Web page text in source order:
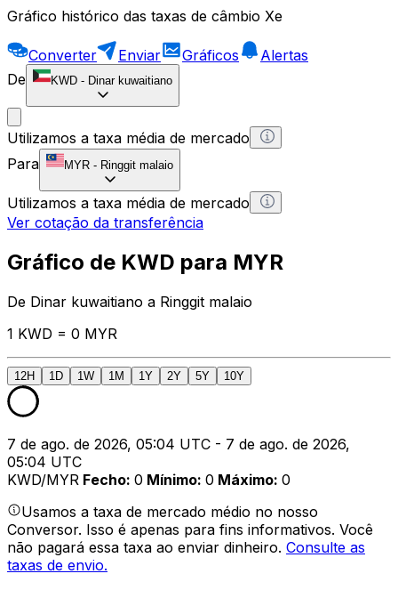
Gráfico histórico das taxas de câmbio Xe
Converter Enviar Gráficos
Alertas
De
KWD - Dinar kuwaitiano
Utilizamos a taxa média de mercado
Para
MYR - Ringgit malaio
Utilizamos a taxa média de mercado
Ver cotação da transferência
Gráfico de KWD para MYR
De Dinar kuwaitiano a Ringgit malaio
1 KWD = 0 MYR
12H 1D 1W 1M 1Y 2Y 5Y 10Y
7 de ago. de 2026, 05:04 UTC - 7 de ago. de 2026,
05:04 UTC
KWD/MYR Fecho: 0 Mínimo: 0 Máximo: 0
Usamos a taxa de mercado médio no nosso
Conversor. Isso é apenas para fins informativos. Você
não pagará essa taxa ao enviar dinheiro. Consulte as
taxas de envio.